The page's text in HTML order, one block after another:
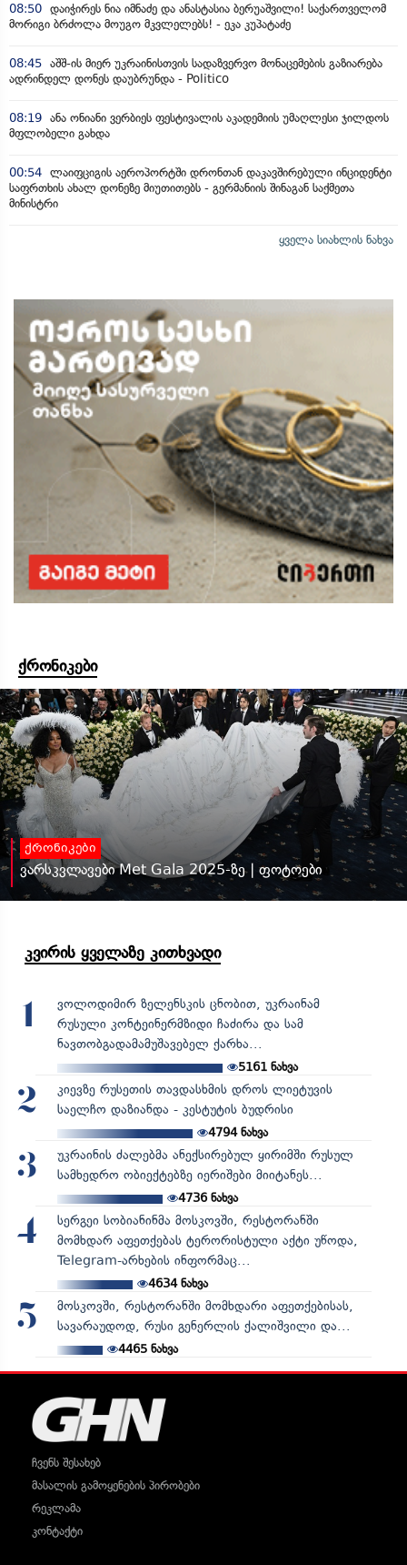
08:50 დაიჭირეს ნია იმნაძე და ანასტასია ბერუაშვილი! საქართველომ
მორიგი ბრძოლა მოუგო მკვლელებს! - ეკა კუპატაძე
08:45 აშშ-ის მიერ უკრაინისთვის სადაზვერვო მონაცემების გაზიარება
ადრინდელ დონეს დაუბრუნდა - Politico
08:19 ანა ონიანი ვერბიეს ფესტივალის აკადემიის უმაღლესი ჯილდოს
მფლობელი გახდა
00:54 ლაიფციგის აეროპორტში დრონთან დაკავშირებული ინციდენტი
საფრთხის ახალ დონეზე მიუთითებს - გერმანიის შინაგან საქმეთა
მინისტრი
ყველა სიახლის ნახვა
ქრონიკები
ქრონიკები
ვარსკვლავები Met Gala 2025-ზე | ფოტოები
კვირის ყველაზე კითხვადი
1
ვოლოდიმირ ზელენსკის ცნობით, უკრაინამ
რუსული კონტეინერმზიდი ჩაძირა და სამ
ნავთობგადამამუშავებელ ქარხა...
5161 ნახვა
2
კიევზე რუსეთის თავდასხმის დროს ლიეტუვის
საელჩო დაზიანდა - კესტუტის ბუდრისი
4794ნახვა
3
უკრაინის ძალებმა ანექსირებულ ყირიმში რუსულ
სამხედრო ობიექტებზე იერიშები მიიტანეს...
4736ნახვა
4
სერგეი სობიანინმა მოსკოვში, რესტორანში
მომხდარ აფეთქებას ტერორისტული აქტი უწოდა,
Telegram-არხების ინფორმაც...
4634ნახვა
5
მოსკოვში, რესტორანში მომხდარი აფეთქებისას,
სავარაუდოდ, რუსი გენერლის ქალიშვილი და...
4465ნახვა
ჩვენს შესახებ
მასალის გამოყენების პირობები
რეკლამა
კონტაქტი